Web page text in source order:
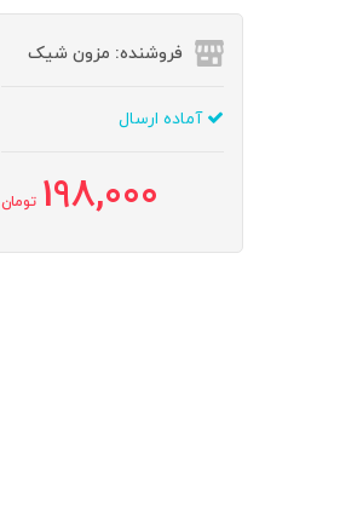
فروشنده: مزون شیک
آماده ارسال
198,000 تومان